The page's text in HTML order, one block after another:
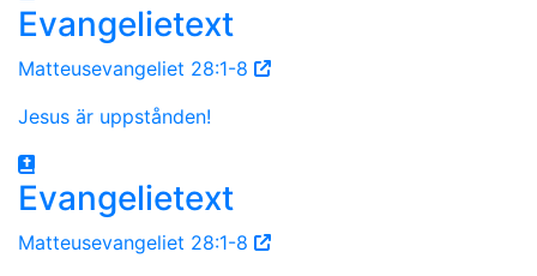
Evangelietext
Matteusevangeliet 28:1-8
Jesus är uppstånden!
Evangelietext
Matteusevangeliet 28:1-8